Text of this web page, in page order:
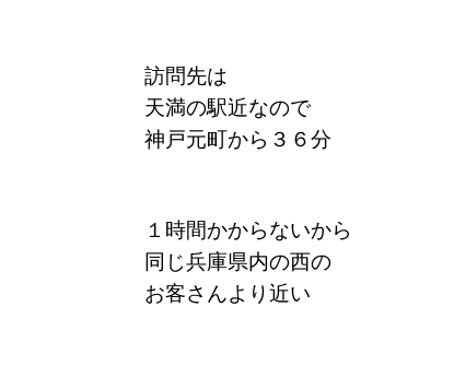
訪問先は
天満の駅近なので
神戸元町から３６分
１時間かからないから
同じ兵庫県内の西の
お客さんより近い